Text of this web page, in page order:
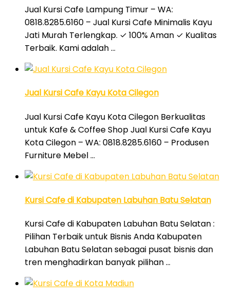
Jual Kursi Cafe Lampung Timur – WA:
0818.8285.6160 – Jual Kursi Cafe Minimalis Kayu
Jati Murah Terlengkap. ✓ 100% Aman ✓ Kualitas
Terbaik. Kami adalah …
Jual Kursi Cafe Kayu Kota Cilegon
Jual Kursi Cafe Kayu Kota Cilegon Berkualitas
untuk Kafe & Coffee Shop Jual Kursi Cafe Kayu
Kota Cilegon – WA: 0818.8285.6160 – Produsen
Furniture Mebel …
Kursi Cafe di Kabupaten Labuhan Batu Selatan
Kursi Cafe di Kabupaten Labuhan Batu Selatan :
Pilihan Terbaik untuk Bisnis Anda Kabupaten
Labuhan Batu Selatan sebagai pusat bisnis dan
tren menghadirkan banyak pilihan …